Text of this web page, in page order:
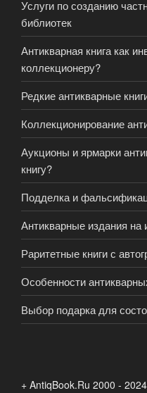
Услуги по созданию
библиотек
Антикварная книга как
коллекционеру?
Редкие антикварные
Коллекционирование
Аукционы и ярмарки
книгу?
Подделка и
Антикварные издания на
Раритетные книги с
Особенности
Выбор подарка для
+ AntiqBook.Ru 2000 - 2024